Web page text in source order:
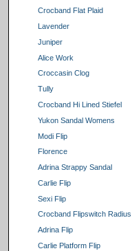
Crocband Flat Plaid
Lavender
Juniper
Alice Work
Croccasin Clog
Tully
Crocband Hi Lined Stiefel
Yukon Sandal Womens
Modi Flip
Florence
Adrina Strappy Sandal
Carlie Flip
Sexi Flip
Crocband Flipswitch Radius
Adrina Flip
Carlie Platform Flip